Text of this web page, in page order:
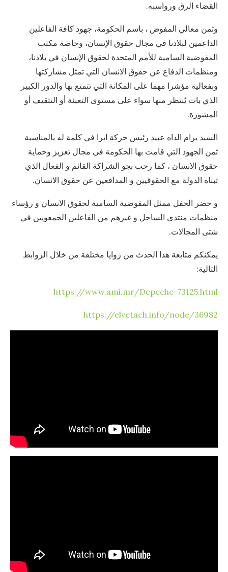
القضاء الرق ورواسبه.
وثمن معالي المفوض ، باسم الحكومة، جهود كافة الفاعلين
الداعمين لبلادنا في مجال حقوق الإنسان، وخاصة مكتب
المفوضية السامية للأمم المتحدة لحقوق الإنسان في بلادنا،
ومنظمات الدفاع عن حقوق الانسان التي تمثل مشاركتها
وبفعالية مؤشرا مهما على المكانة التي تتمتع بها والدور الكبير
الذي بات يُنتظر منها سواء على مستوى التعبئة أو التثقيف أو
المشورة.
السيد برام الداه عبيد رئيس حركة ايرا في كلمة له بالمناسبة
ثمن الجهود التي قامت بها الحكومة في مجال تعزيز وحماية
حقوق الانسان ، كما رحب بجو الشراكة القائم و الفعال الذي
تبناه الدولة مع الحقوقيين و المدافعين عن حقوق الانسان.
و حضر الحفل ممثل المفوضية السامية لحقوق الانسان و رؤساء
منظمات منتدى الساحل و غيرهم من الفاعلين الجمعويين في
شتى المجالات.
يمكنكم متابعة هذا الحدث من زوايا مختلفة من خلال الروابط
التالية:
https://www.ami.mr/Depeche-73125.html
https://elvetach.info/node/36982